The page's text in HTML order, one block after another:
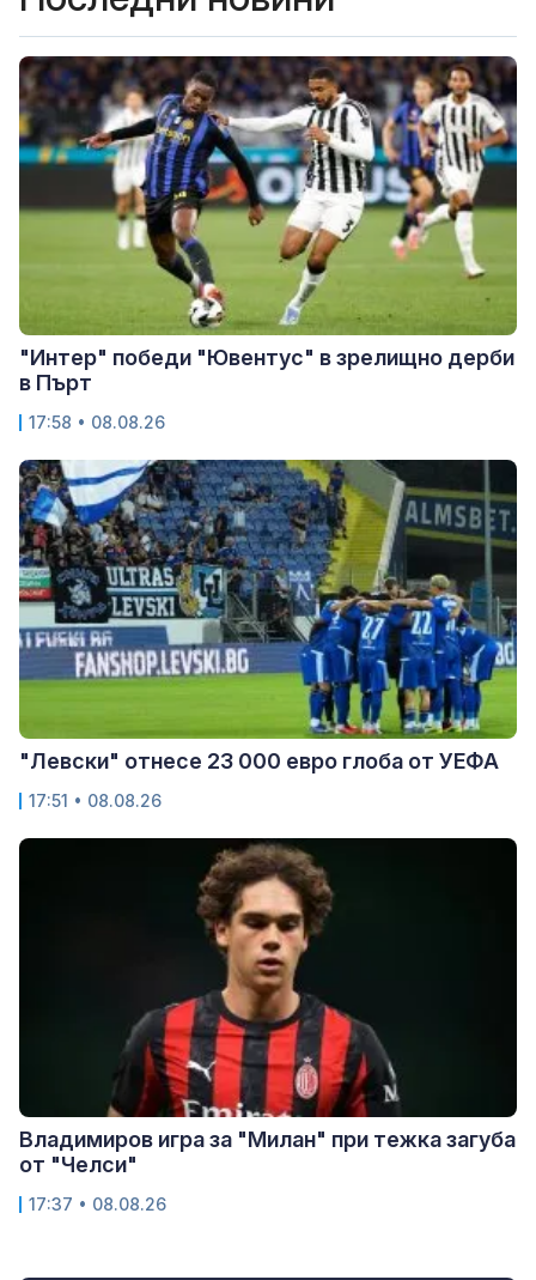
"Интер" победи "Ювентус" в зрелищно дерби
в Пърт
17:58 • 08.08.26
"Левски" отнесе 23 000 евро глоба от УЕФА
17:51 • 08.08.26
Владимиров игра за "Милан" при тежка загуба
от "Челси"
17:37 • 08.08.26